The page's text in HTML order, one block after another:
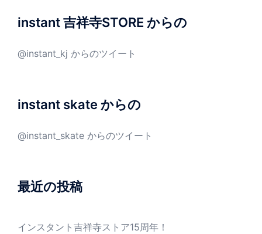
instant 吉祥寺STORE からの
@instant_kj からのツイート
instant skate からの
@instant_skate からのツイート
最近の投稿
インスタント吉祥寺ストア15周年！